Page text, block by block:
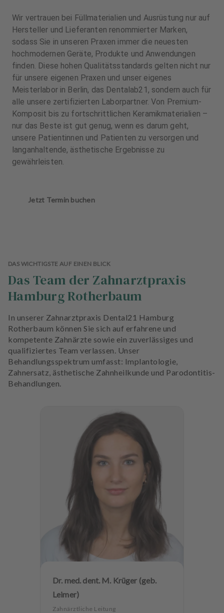
Wir vertrauen bei Füllmaterialien und Ausrüstung nur auf
Hersteller und Lieferanten renommierter Marken,
sodass Sie in unseren Praxen immer die neuesten
hochmodernen Geräte, Produkte und Anwendungen
finden. Diese hohen Qualitätsstandards gelten nicht nur
für unsere eigenen Praxen und unser eigenes
Meisterlabor in Berlin, das Dentalab21, sondern auch für
alle unsere zertifizierten Laborpartner. Von Premium-
Komposit bis zu fortschrittlichen Keramikmaterialien –
nur das Beste ist gut genug, wenn es darum geht,
unsere Patientinnen und Patienten zu versorgen und
langanhaltende, ästhetische Ergebnisse zu
gewährleisten.
Jetzt Termin buchen
DAS WICHTIGSTE AUF EINEN BLICK
Das Team der Zahnarztpraxis
Hamburg Rotherbaum
In unserer Zahnarztpraxis Dental21 Hamburg
Rotherbaum können Sie sich auf erfahrene und
kompetente Zahnärzte sowie ein zuverlässiges und
qualifiziertes Team verlassen. Unser
Behandlungsspektrum umfasst: Implantologie,
Zahnersatz, ästhetische Zahnheilkunde und Parodontitis-
Behandlungen.
Dr. med. dent. M. Krüger (geb.
Leimer)
Zahnärztliche Leitung